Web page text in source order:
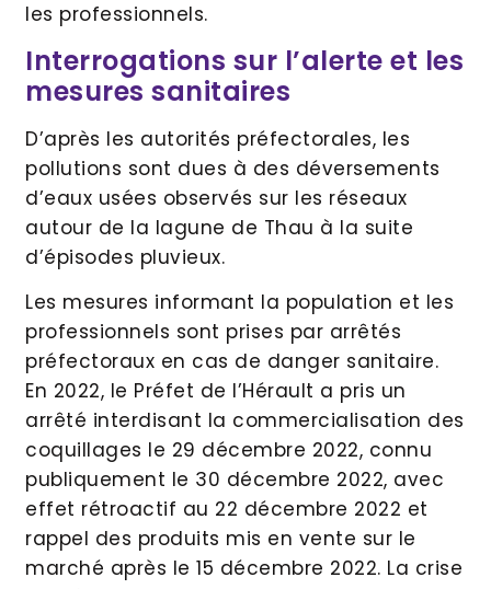
les professionnels.
Interrogations sur l’alerte et les
mesures sanitaires
D’après les autorités préfectorales, les
pollutions sont dues à des déversements
d’eaux usées observés sur les réseaux
autour de la lagune de Thau à la suite
d’épisodes pluvieux.
Les mesures informant la population et les
professionnels sont prises par arrêtés
préfectoraux en cas de danger sanitaire.
En 2022, le Préfet de l’Hérault a pris un
arrêté interdisant la commercialisation des
coquillages le 29 décembre 2022, connu
publiquement le 30 décembre 2022, avec
effet rétroactif au 22 décembre 2022 et
rappel des produits mis en vente sur le
marché après le 15 décembre 2022. La crise